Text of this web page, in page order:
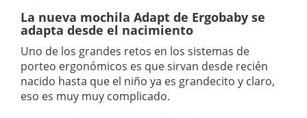
La nueva mochila Adapt de Ergobaby se
adapta desde el nacimiento
Uno de los grandes retos en los sistemas de
porteo ergonómicos es que sirvan desde recién
nacido hasta que el niño ya es grandecito y claro,
eso es muy muy complicado.